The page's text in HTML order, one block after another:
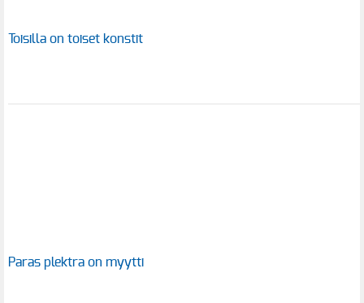
Toisilla on toiset konstit
Paras plektra on myytti